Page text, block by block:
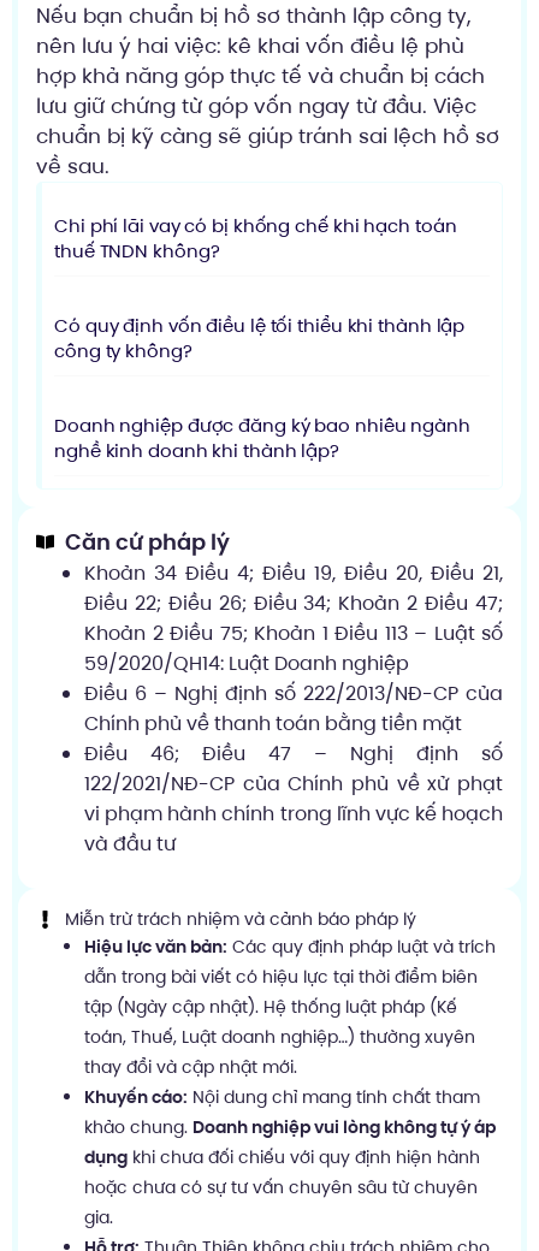
Nếu bạn chuẩn bị hồ sơ thành lập công ty,
nên lưu ý hai việc: kê khai vốn điều lệ phù
hợp khả năng góp thực tế và chuẩn bị cách
lưu giữ chứng từ góp vốn ngay từ đầu. Việc
chuẩn bị kỹ càng sẽ giúp tránh sai lệch hồ sơ
về sau.
Chi phí lãi vay có bị khống chế khi hạch toán
thuế TNDN không?
Có quy định vốn điều lệ tối thiểu khi thành lập
công ty không?
Doanh nghiệp được đăng ký bao nhiêu ngành
nghề kinh doanh khi thành lập?
Căn cứ pháp lý
Khoản 34 Điều 4; Điều 19, Điều 20, Điều 21,
Điều 22; Điều 26; Điều 34; Khoản 2 Điều 47;
Khoản 2 Điều 75; Khoản 1 Điều 113 – Luật số
59/2020/QH14: Luật Doanh nghiệp
Điều 6 – Nghị định số 222/2013/NĐ-CP của
Chính phủ về thanh toán bằng tiền mặt
Điều 46; Điều 47 – Nghị định số
122/2021/NĐ-CP của Chính phủ về xử phạt
vi phạm hành chính trong lĩnh vực kế hoạch
và đầu tư
Miễn trừ trách nhiệm và cảnh báo pháp lý
Hiệu lực văn bản: Các quy định pháp luật và trích
dẫn trong bài viết có hiệu lực tại thời điểm biên
tập (Ngày cập nhật). Hệ thống luật pháp (Kế
toán, Thuế, Luật doanh nghiệp…) thường xuyên
thay đổi và cập nhật mới.
Khuyến cáo: Nội dung chỉ mang tính chất tham
khảo chung. Doanh nghiệp vui lòng không tự ý áp
dụng khi chưa đối chiếu với quy định hiện hành
hoặc chưa có sự tư vấn chuyên sâu từ chuyên
gia.